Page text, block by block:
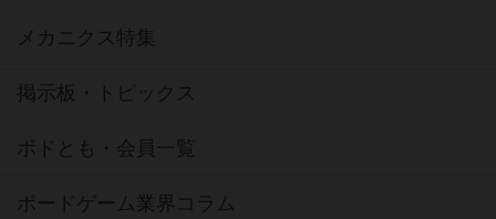
メカニクス特集
掲示板・トピックス
ボドとも・会員一覧
ボードゲーム業界コラム